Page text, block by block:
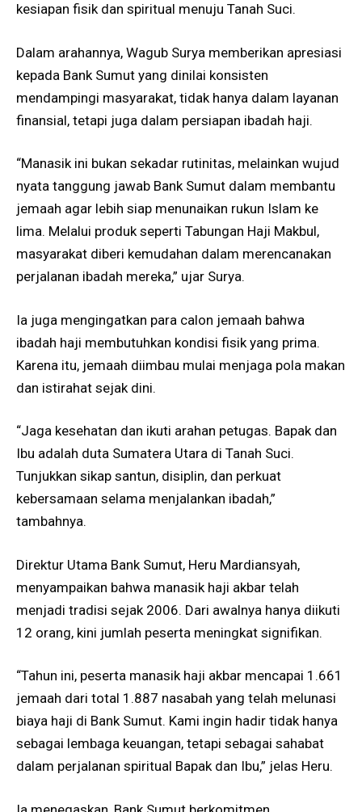
kesiapan fisik dan spiritual menuju Tanah Suci.
Dalam arahannya, Wagub Surya memberikan apresiasi
kepada Bank Sumut yang dinilai konsisten
mendampingi masyarakat, tidak hanya dalam layanan
finansial, tetapi juga dalam persiapan ibadah haji.
“Manasik ini bukan sekadar rutinitas, melainkan wujud
nyata tanggung jawab Bank Sumut dalam membantu
jemaah agar lebih siap menunaikan rukun Islam ke
lima. Melalui produk seperti Tabungan Haji Makbul,
masyarakat diberi kemudahan dalam merencanakan
perjalanan ibadah mereka,” ujar Surya.
Ia juga mengingatkan para calon jemaah bahwa
ibadah haji membutuhkan kondisi fisik yang prima.
Karena itu, jemaah diimbau mulai menjaga pola makan
dan istirahat sejak dini.
“Jaga kesehatan dan ikuti arahan petugas. Bapak dan
Ibu adalah duta Sumatera Utara di Tanah Suci.
Tunjukkan sikap santun, disiplin, dan perkuat
kebersamaan selama menjalankan ibadah,”
tambahnya.
Direktur Utama Bank Sumut, Heru Mardiansyah,
menyampaikan bahwa manasik haji akbar telah
menjadi tradisi sejak 2006. Dari awalnya hanya diikuti
12 orang, kini jumlah peserta meningkat signifikan.
“Tahun ini, peserta manasik haji akbar mencapai 1.661
jemaah dari total 1.887 nasabah yang telah melunasi
biaya haji di Bank Sumut. Kami ingin hadir tidak hanya
sebagai lembaga keuangan, tetapi sebagai sahabat
dalam perjalanan spiritual Bapak dan Ibu,” jelas Heru.